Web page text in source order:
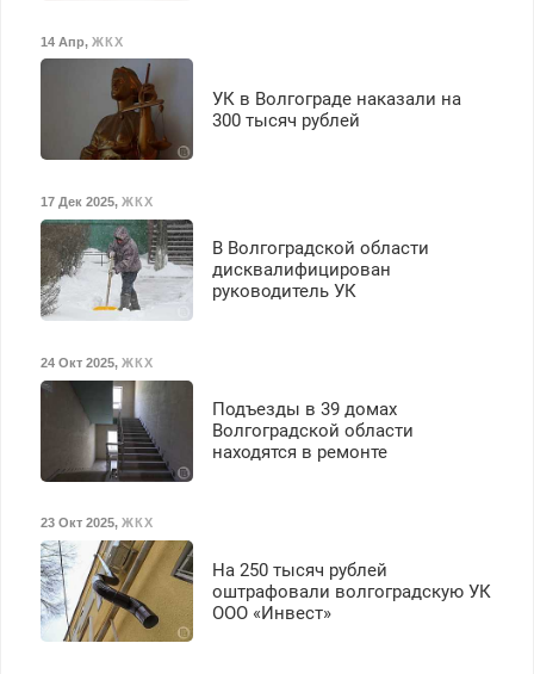
14 Апр, ЖКХ
УК в Волгограде наказали на
300 тысяч рублей
17 Дек 2025, ЖКХ
В Волгоградской области
дисквалифицирован
руководитель УК
24 Окт 2025, ЖКХ
Подъезды в 39 домах
Волгоградской области
находятся в ремонте
23 Окт 2025, ЖКХ
На 250 тысяч рублей
оштрафовали волгоградскую УК
ООО «Инвест»